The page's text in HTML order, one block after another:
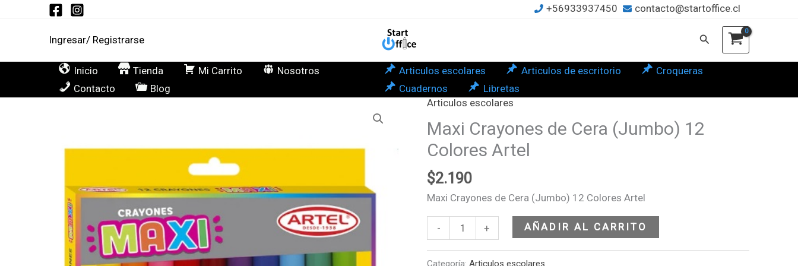
+56933937450 contacto@startoffice.cl
Ingresar/ Registrarse Buscar
Inicio Tienda Mi Carrito
Nosotros
Contacto
Blog
Articulos escolares Articulos de escritorio
Croqueras
Cuadernos
Libretas
Articulos escolares
Maxi Crayones de Cera (Jumbo) 12
Colores Artel
$2.190
Maxi Crayones de Cera (Jumbo) 12 Colores Artel
-
Maxi
Crayones
de
Cera
(Jumbo)
12
Colores
cantidad
+ AÑADIR AL CARRITO
Categoría:Articulos escolares
Colores
cantidad